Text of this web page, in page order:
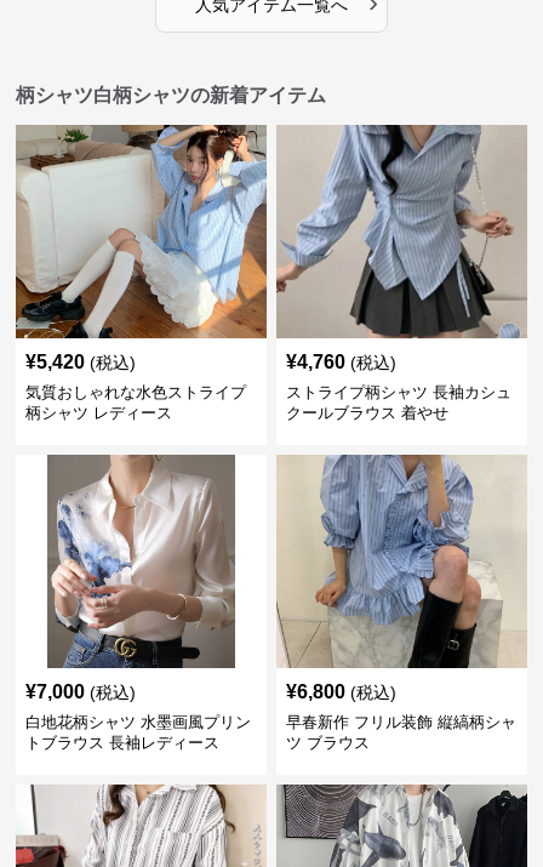
人気アイテム一覧へ
柄シャツ白柄シャツの新着アイテム
¥5,420 (税込)
気質おしゃれな水色ストライプ
柄シャツ レディース
¥4,760 (税込)
ストライプ柄シャツ 長袖カシュ
クールブラウス 着やせ
¥7,000 (税込)
白地花柄シャツ 水墨画風プリン
トブラウス 長袖レディース
¥6,800 (税込)
早春新作 フリル装飾 縦縞柄シャ
ツ ブラウス